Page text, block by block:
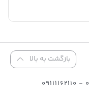
بازگشت به بالا